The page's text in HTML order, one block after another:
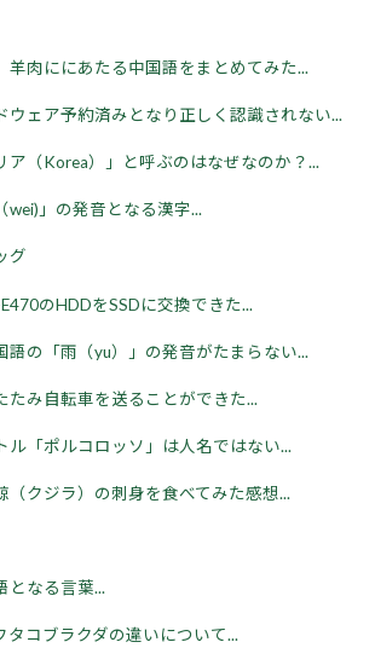
羊肉ににあたる中国語をまとめてみた...
ウェア予約済みとなり正しく認識されない...
ア（Korea）」と呼ぶのはなぜなのか？...
wei)」の発音となる漢字...
グ
のHDDをSSDに交換できた...
語の「雨（yu）」の発音がたまらない...
たみ自転車を送ることができた...
ル「ポルコロッソ」は人名ではない...
（クジラ）の刺身を食べてみた感想...
となる言葉...
タコブラクダの違いについて...